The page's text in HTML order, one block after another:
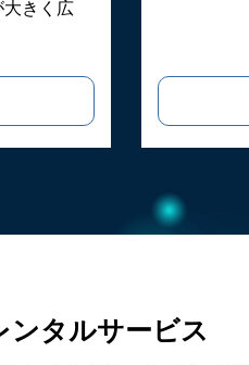
大きく広
ンタルサービス